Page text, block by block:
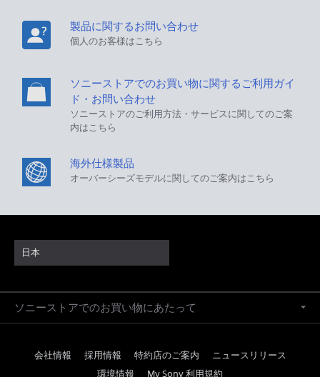
製品に関するお問い合わせ
個人のお客様はこちら
ソニーストアでのお買い物に関するご利用ガイ
ド・お問い合わせ
ソニーストアのご利用方法・サービスに関してのご案
内はこちら
海外仕様製品
オーバーシーズモデルに関してのご案内はこちら
日本
ソニーストアでのお買い物にあたって
会社情報 採用情報 特約店のご案内
ニュースリリース
環境情報
My Sony 利用規約